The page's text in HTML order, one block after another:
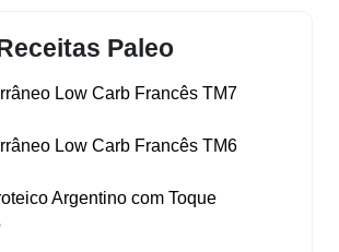
Paleo
Low Carb Francês TM7
Low Carb Francês TM6
Argentino com Toque